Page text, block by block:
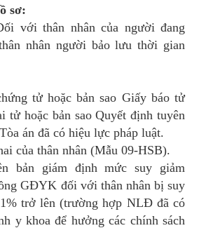
sơ:
với thân nhân của người đang
nhân người bảo lưu thời gian
tử hoặc bản sao Giấy báo tử
tử hoặc bản sao Quyết định tuyên
án đã có hiệu lực pháp luật.
của thân nhân (Mẫu 09-HSB).
bản giám định mức suy giảm
GĐYK đối với thân nhân bị suy
trở lên (trường hợp NLĐ đã có
y khoa để hưởng các chính sách